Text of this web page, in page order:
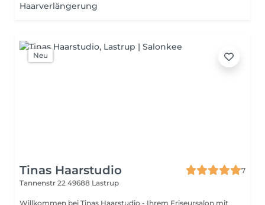
Haarverlängerung
Neu
Tinas Haarstudio
7
Tannenstr 22 49688 Lastrup
Willkommen bei Tinas Haarstudio - Ihrem Friseursalon mit